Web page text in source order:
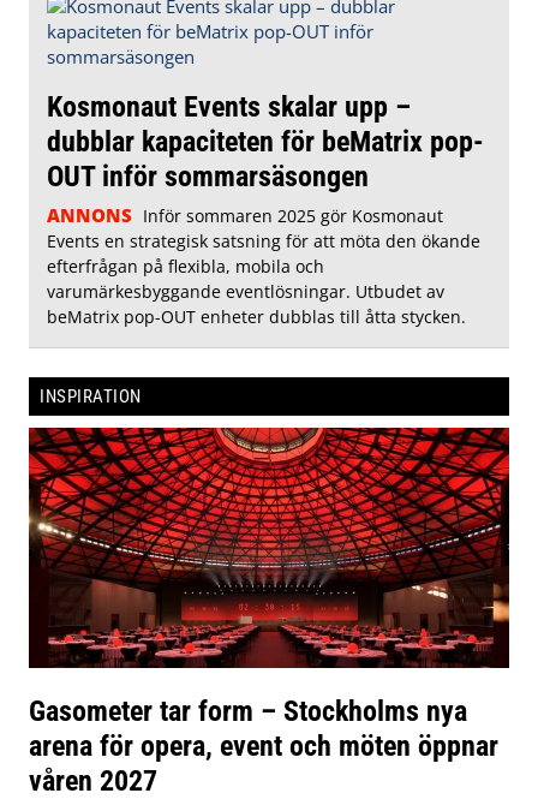
Kosmonaut Events skalar upp –
dubblar kapaciteten för beMatrix pop-
OUT inför sommarsäsongen
ANNONS Inför sommaren 2025 gör Kosmonaut
Events en strategisk satsning för att möta den ökande
efterfrågan på flexibla, mobila och
varumärkesbyggande eventlösningar. Utbudet av
beMatrix pop-OUT enheter dubblas till åtta stycken.
INSPIRATION
Gasometer tar form – Stockholms nya
arena för opera, event och möten öppnar
våren 2027